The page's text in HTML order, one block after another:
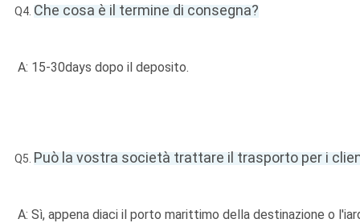
Q4. Che cosa è il termine di consegna?
A: 15-30days dopo il deposito.
Q5. Può la vostra società trattare il trasporto per i
A: Sì, appena diaci il porto marittimo della destinazione o